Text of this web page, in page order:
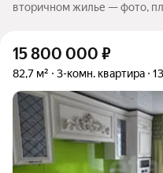
вторичном жилье — фото,
15 800 000 ₽
82,7 м² 3-комн. квартира